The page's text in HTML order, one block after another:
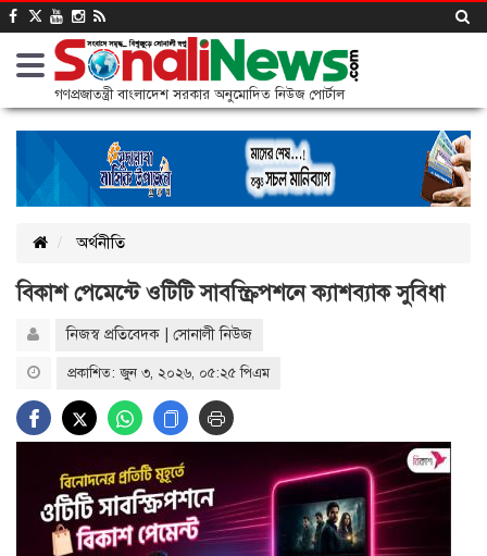
গণপ্রজাতন্ত্রী বাংলাদেশ সরকার অনুমোদিত নিউজ পোর্টাল
অর্থনীতি
বিকাশ পেমেন্টে ওটিটি সাবস্ক্রিপশনে ক্যাশব্যাক সুবিধা
নিজস্ব প্রতিবেদক | সোনালী নিউজ
প্রকাশিত: জুন ৩, ২০২৬, ০৫:২৫ পিএম